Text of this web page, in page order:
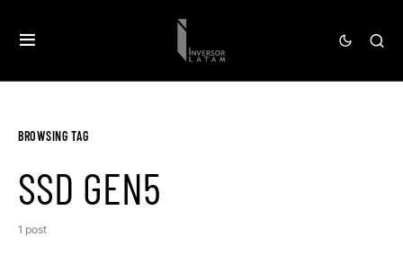
BROWSING TAG
SSD GEN5
1 post